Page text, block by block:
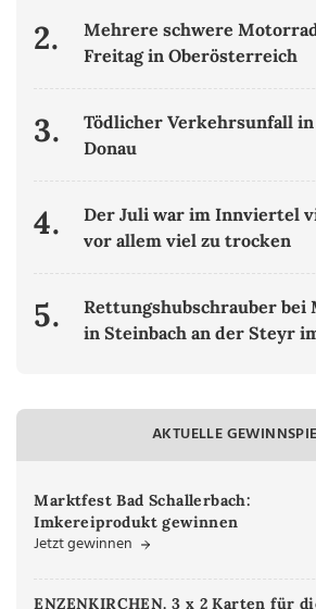
2.
Mehrere schwere
Freitag in Oberösterreich
3.
Tödlicher Verkehrsunfall in
Donau
4.
Der Juli war im Innviertel
vor allem viel zu trocken
5.
Rettungshubschrauber
in Steinbach an der Steyr
AKTUELLE
Marktfest Bad Schallerbach:
Imkereiprodukt gewinnen
Jetzt gewinnen
ENZENKIRCHEN. 3 x 2 Karten für